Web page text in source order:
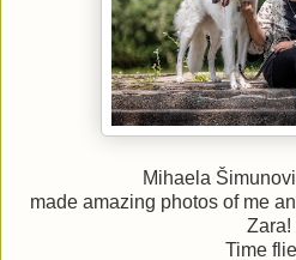
Mihaela
made amazing photos of me
Zara!
Time